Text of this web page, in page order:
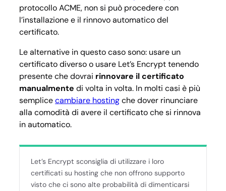
protocollo ACME, non si può procedere con
l’installazione e il rinnovo automatico del
certificato.
Le alternative in questo caso sono: usare un
certificato diverso o usare Let’s Encrypt tenendo
presente che dovrai rinnovare il certificato
manualmente di volta in volta. In molti casi è più
semplicecambiare hostingche dover rinunciare
alla comodità di avere il certificato che si rinnova
in automatico.
Let’s Encrypt sconsiglia di utilizzare i loro
certificati su hosting che non offrono supporto
visto che ci sono alte probabilità di dimenticarsi